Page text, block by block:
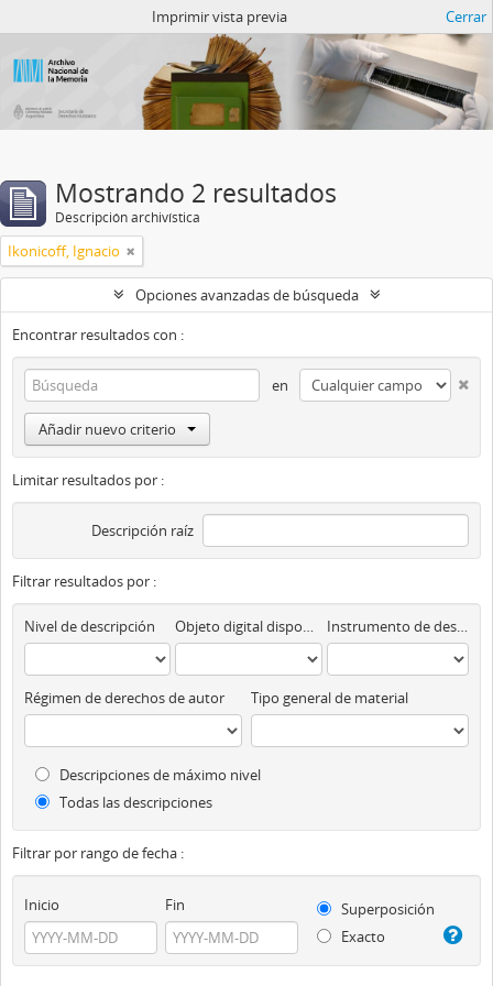
Imprimir vista previa Cerrar
Mostrando 2 resultados
Descripción archivística
Ikonicoff, Ignacio
Opciones avanzadas de búsqueda
Encontrar resultados con :
en
Añadir nuevo criterio
Limitar resultados por :
Descripción raíz
Filtrar resultados por :
Nivel de descripción Objeto digital disponibles Instrumento de descripción
Régimen de derechos de autor Tipo general de material
Descripciones de máximo nivel
Todas las descripciones
Filtrar por rango de fecha :
Inicio Fin
Superposición
Exacto